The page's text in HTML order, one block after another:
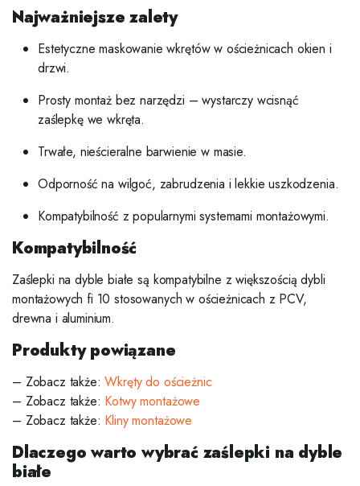
Najważniejsze zalety
Estetyczne maskowanie wkrętów w ościeżnicach okien i
drzwi.
Prosty montaż bez narzędzi – wystarczy wcisnąć
zaślepkę we wkręta.
Trwałe, nieścieralne barwienie w masie.
Odporność na wilgoć, zabrudzenia i lekkie uszkodzenia.
Kompatybilność z popularnymi systemami montażowymi.
Kompatybilność
Zaślepki na dyble białe są kompatybilne z większością dybli
montażowych fi 10 stosowanych w ościeżnicach z PCV,
drewna i aluminium.
Produkty powiązane
– Zobacz także:Wkręty do ościeżnic
– Zobacz także: Kotwy montażowe
– Zobacz także: Kliny montażowe
Dlaczego warto wybrać zaślepki na dyble
białe